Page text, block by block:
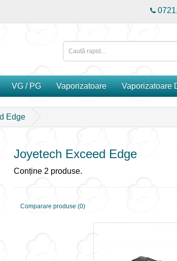
VG / PG Vaporizatoare Vaporizatoare
Edge
Joyetech Exceed Edge
Conține 2 produse.
Comparare produse (0)